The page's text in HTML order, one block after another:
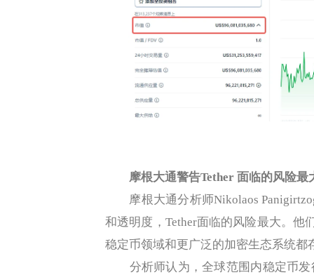
摩根大通警告Tether 面临的风险最
摩根大通分析师Nikolaos
和透明度，Tether面临的风险最大。他
稳定币领域和更广泛的加密生态系统都
分析师认为，全球范围内稳定币发